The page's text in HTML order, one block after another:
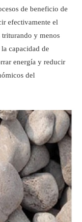
de beneficio de
efectivamente el
y menos
capacidad de
energía y reducir
del